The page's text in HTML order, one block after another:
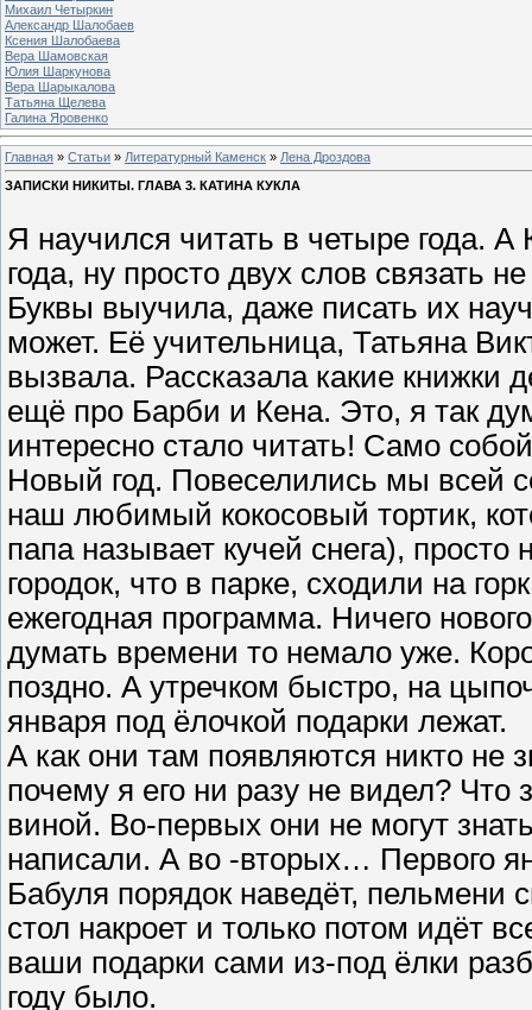
Михаил Четыркин
Александр Шалобаев
Ксения Шалобаева
Вера Шамовская
Юлия Шаркунова
Вера Шарыкалова
Татьяна Щелева
Галина Яровенко
Главная » Статьи » Литературный Каменск » Лена Дроздова
ЗАПИСКИ НИКИТЫ. ГЛАВА 3. КАТИНА КУКЛА
Я научился читать в четыре года.
года, ну просто двух слов связать
Буквы выучила, даже писать их
может. Её учительница, Татьяна
вызвала. Рассказала какие книжки
ещё про Барби и Кена. Это, я так
интересно стало читать! Само
Новый год. Повеселились мы всей
наш любимый кокосовый тортик,
папа называет кучей снега),
городок, что в парке, сходили на
ежегодная программа. Ничего
думать времени то немало уже.
поздно. А утречком быстро, на
января под ёлочкой подарки лежат.
А как они там появляются никто не
почему я его ни разу не видел?
виной. Во-первых они не могут
написали. А во -вторых… Первого
Бабуля порядок наведёт, пельмени
стол накроет и только потом идёт
ваши подарки сами из-под ёлки
году было.